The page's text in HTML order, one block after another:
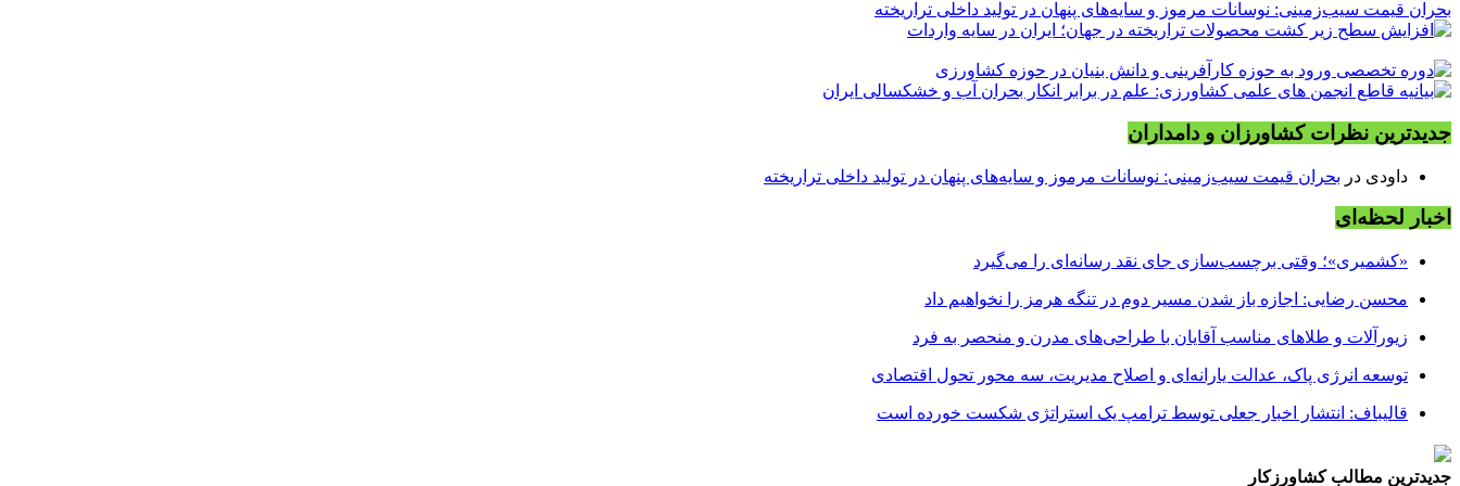
بحران قیمت سیب‌زمینی: نوسانات مرموز و سایه‌های پنهان در تولید داخلی تراریخته
جدیدترین نظرات کشاورزان و دامداران
داودی در بحران قیمت سیب‌زمینی: نوسانات مرموز و سایه‌های پنهان در تولید داخلی تراریخته
اخبار لحظه‌ای
«کشمیری»؛ وقتی برچسب‌سازی جای نقد رسانه‌ای را می‌گیرد
محسن رضایی: اجازه باز شدن مسیر دوم در تنگه هرمز را نخواهیم داد
زیورآلات و طلاهای مناسب آقایان با طراحی‌های مدرن و منحصر به فرد
توسعه انرژی پاک، عدالت یارانه‌ای و اصلاح مدیریت، سه محور تحول اقتصادی
قالیباف: انتشار اخبار جعلی توسط ترامپ یک استراتژی شکست خورده است
جدیدترین مطالب کشاورزکار